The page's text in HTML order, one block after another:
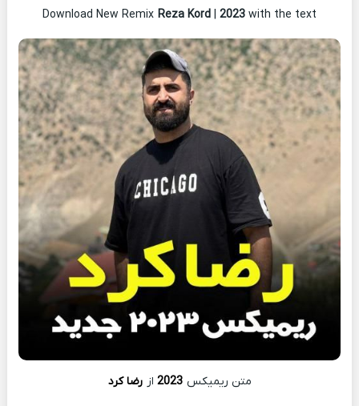
Download New Remix Reza Kord | 2023 with the text
متن ریمیکس 2023 از رضا کرد